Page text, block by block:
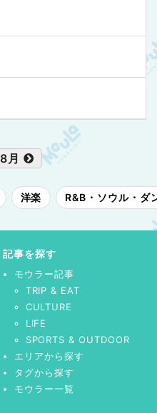
8月
洋楽 R&B・ソウル・ダ
記事を探す
モウラー記事
TRIP & EAT
CULTURE
LIFE
SPORTS & OUTDOOR
エリアから探す
タグから探す
モウラー一覧